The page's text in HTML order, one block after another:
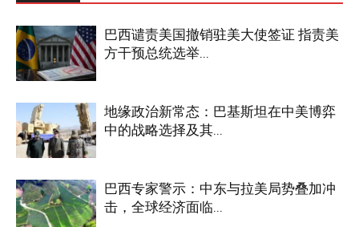
巴西谴责美国撤销驻美大使签证 指责美
方干预总统选举...
地缘政治新常态：巴基斯坦在中美博弈
中的战略选择及其...
巴西专家警示：中东与拉美局势叠加冲
击，全球经济面临...